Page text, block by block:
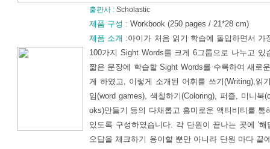
출판사 : Scholastic
제품 구성 : Workbook (250 pages / 21*28 cm)
제품 소개 :아이가 처음 읽기 학습에 돌입하면서 가
100가지 Sight Words를 크게 6그룹으로 나누고 있
짧은 문장에 학습할 Sight Words를 수록하여 새로
게 하였고, 이렇게 소개된 어휘를 쓰기(Writing),읽
임(word games), 색칠하기(Coloring), 퍼즐, 미니북
oks)만들기 등의 다채롭고 흥미로운 액티비티를 통
있도록 구성하였습니다. 각 단원이 끝나는 곳에 '해
오답을 체크하기 용이할 뿐만 아니라 단원 마다 끝